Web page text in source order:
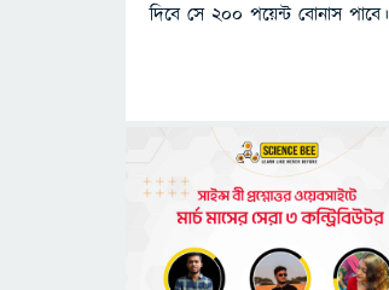
দিবে সে ২০০ পয়েন্ট বোনাস পাবে।